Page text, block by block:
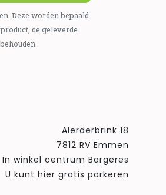
Deze worden bepaald
de geleverde
Alerderbrink 18
7812 RV Emmen
In winkel centrum Bargeres
U kunt hier gratis parkeren